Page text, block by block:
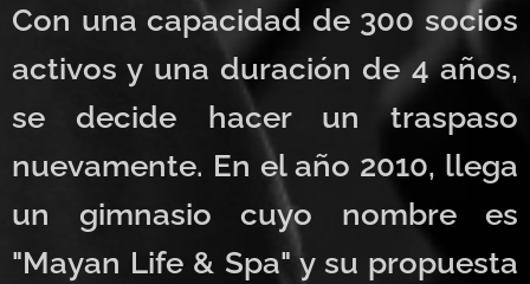
Con una capacidad de 300 socios
activos y una duración de 4 años,
se decide hacer un traspaso
nuevamente. En el año 2010, llega
un gimnasio cuyo nombre es
"Mayan Life & Spa" y su propuesta